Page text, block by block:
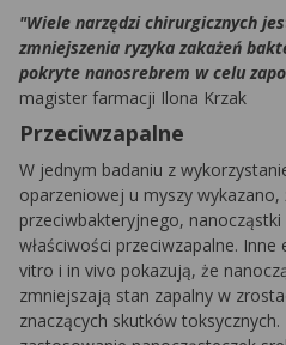
"Wiele narzędzi chirurgicznych
zmniejszenia ryzyka zakażeń
pokryte nanosrebrem w celu
magister farmacji Ilona Krzak
Przeciwzapalne
W jednym badaniu z
oparzeniowej u myszy wykazano,
przeciwbakteryjnego,
właściwości przeciwzapalne.
vitro i in vivo pokazują, że
zmniejszają stan zapalny w
znaczących skutków